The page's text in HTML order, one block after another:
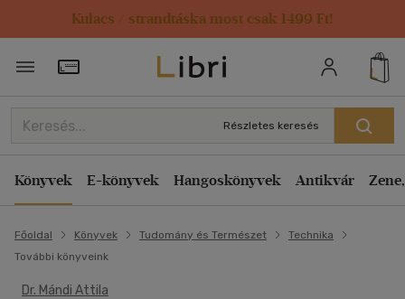
Kulacs / strandtáska most csak 1499 Ft!
Törzsvásárlói Kártya adatai
Részletes keresés
Könyvek E-könyvek Hangoskönyvek Antikvár
Főoldal Könyvek Tudomány és Természet
Technika
További könyveink
Dr. Mándi Attila